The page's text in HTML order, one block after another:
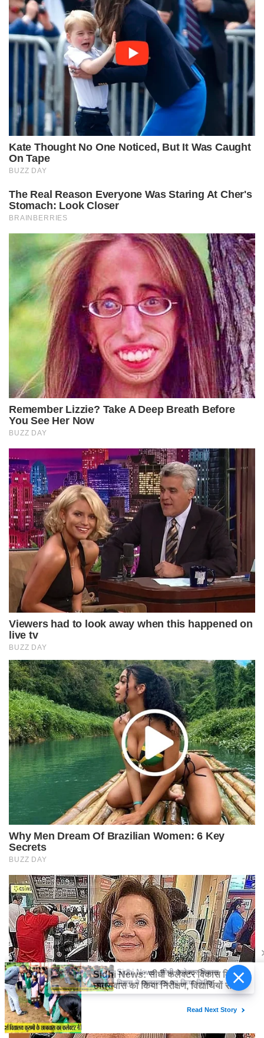
Sidhi News: सीधी कलेक्टर विकास
मिश्रा ने छात्रावास का किया निरीक्षण,
विद्यार्थियों संग किया रात्रि भोजन